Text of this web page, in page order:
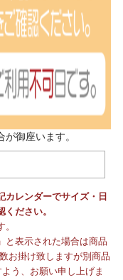
御座います。
カレンダーでサイズ・日
ださい。
と表示された場合は商品
お掛け致しますが別商品
う、お願い申し上げま